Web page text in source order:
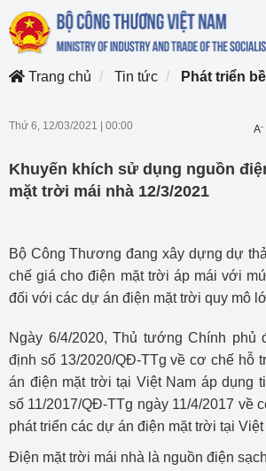
Trang chủ
Tin tức Phát triển
Thứ 6, 12/03/2021 00:00 A-
Khuyến khích sử dụng nguồn
mặt trời mái nhà 12/3/2021
Bộ Công Thương đang xây dựng dự
chế giá cho điện mặt trời áp mái với
đối với các dự án điện mặt trời quy mô
Ngày 6/4/2020, Thủ tướng Chính phủ
định số 13/2020/QĐ-TTg về cơ chế hỗ
án điện mặt trời tại Việt Nam áp dụng
số 11/2017/QĐ-TTg ngày 11/4/2017 về
phát triển các dự án điện mặt trời tại Việt
Điện mặt trời mái nhà là nguồn điện